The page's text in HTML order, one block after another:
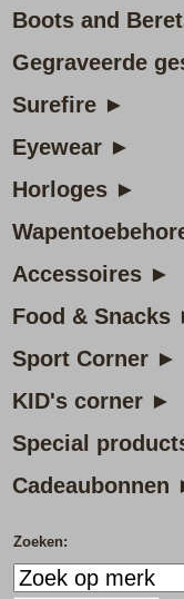
Boots and
Gegraveerde
Surefire ►
Eyewear ►
Horloges ►
Accessoires ►
Food & Snacks
Sport Corner ►
KID's corner ►
Special
Cadeaubonnen
Zoeken: